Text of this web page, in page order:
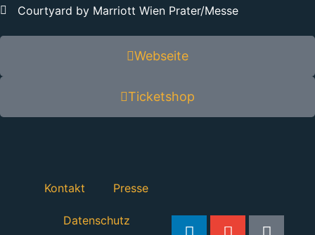
Courtyard by Marriott Wien Prater/Messe
Webseite
Ticketshop
Kontakt Presse
Datenschutz